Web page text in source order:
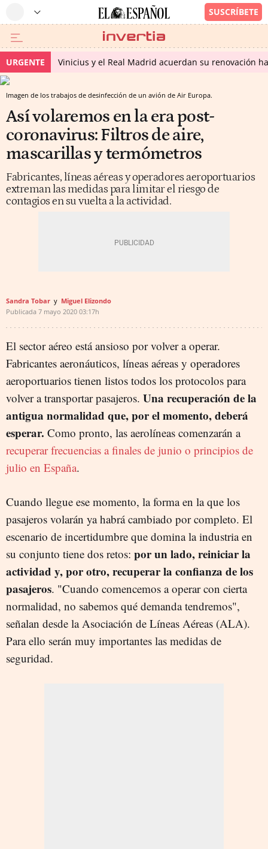
URGENTE Vinicius y el Real Madrid acuerdan su renovación
Imagen de los trabajos de desinfección de un avión de Air Europa.
Así volaremos en la era post-
coronavirus: Filtros de aire,
mascarillas y termómetros
Fabricantes, líneas aéreas y operadores aeroportuarios
extreman las medidas para limitar el riesgo de
contagios en su vuelta a la actividad.
Sandra Tobar
Miguel Elizondo
Publicada 7 mayo 2020 03:17h
El sector aéreo está ansioso por volver a operar.
Fabricantes aeronáuticos, líneas aéreas y operadores
aeroportuarios tienen listos todos los protocolos para
volver a transportar pasajeros. Una recuperación de la
antigua normalidad que, por el momento, deberá
esperar. Como pronto, las aerolíneas comenzarán a
recuperar frecuencias a finales de junio o principios de
julio en España.
Cuando llegue ese momento, la forma en la que los
pasajeros volarán ya habrá cambiado por completo. El
escenario de incertidumbre que domina la industria en
su conjunto tiene dos retos: por un lado, reiniciar la
actividad y, por otro, recuperar la confianza de los
pasajeros. "Cuando comencemos a operar con cierta
normalidad, no sabemos qué demanda tendremos",
señalan desde la Asociación de Líneas Aéreas (ALA).
Para ello serán muy importantes las medidas de
seguridad.